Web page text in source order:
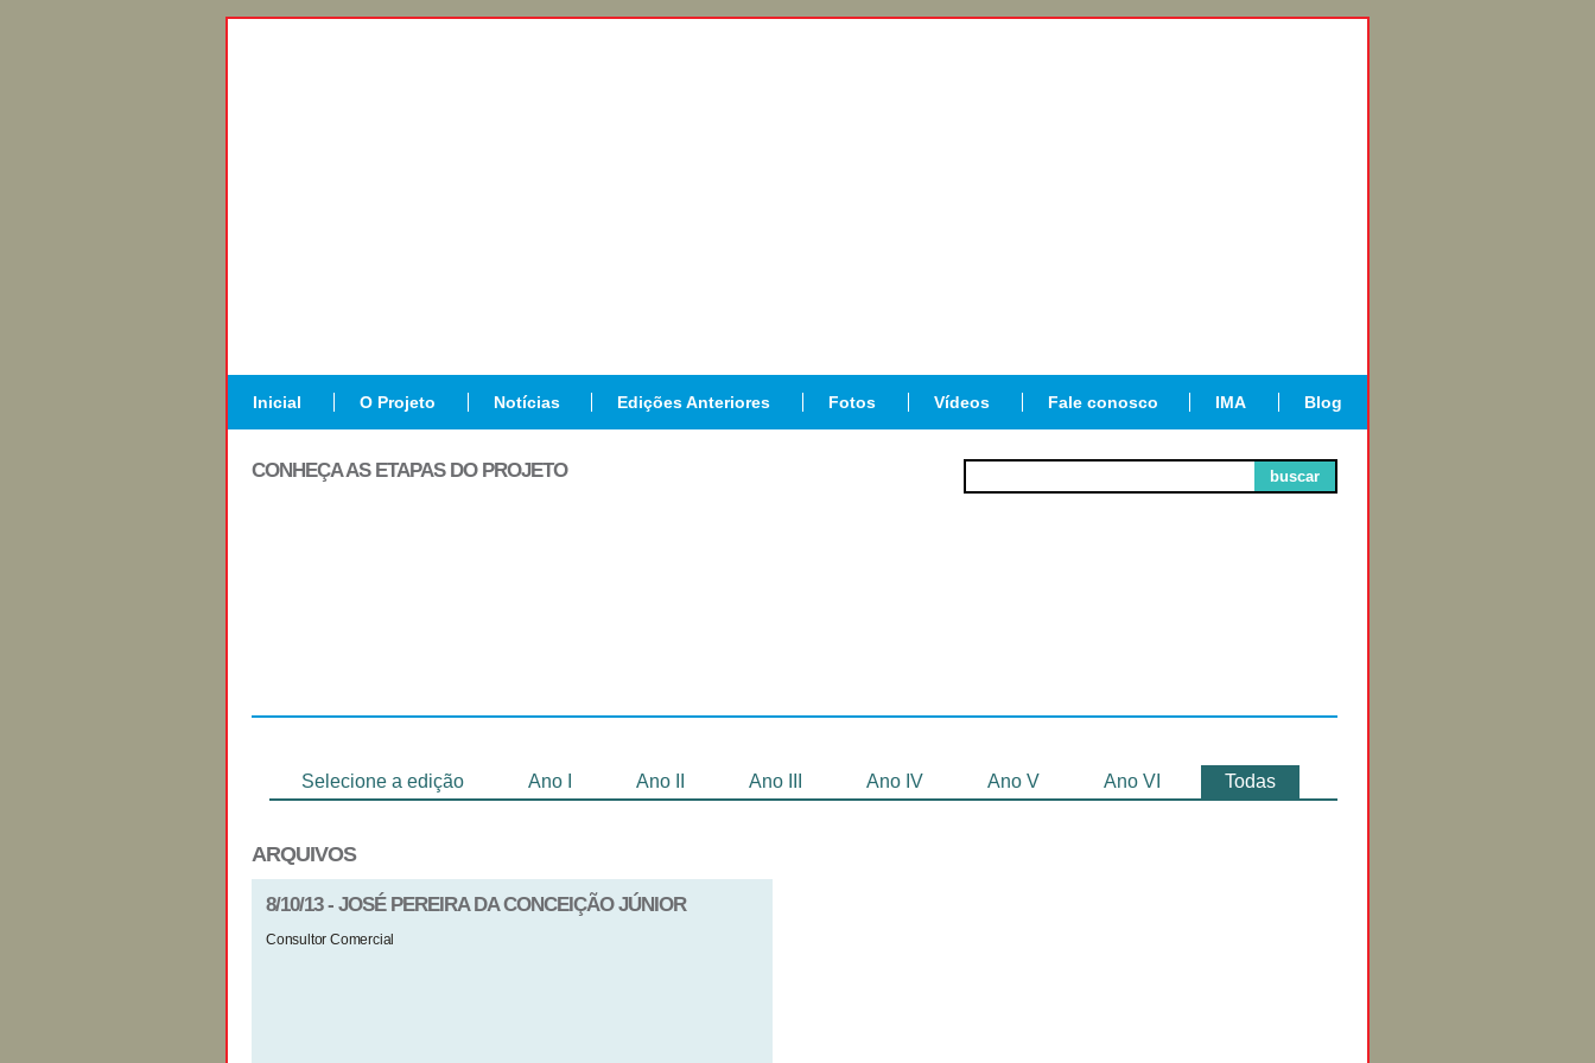
Inicial O Projeto Notícias Edições Anteriores Fotos Vídeos Fale conosco IMA Blog
buscar
CONHEÇA AS ETAPAS DO PROJETO
Selecione a edição Ano I Ano II Ano III Ano IV Ano V Ano VI Todas
ARQUIVOS
8/10/13 - JOSÉ PEREIRA DA CONCEIÇÃO JÚNIOR
Consultor Comercial